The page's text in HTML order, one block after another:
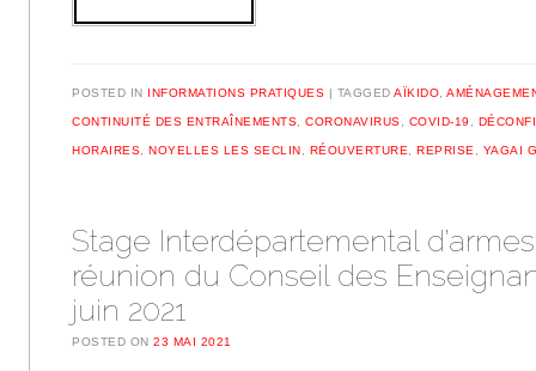
POSTED IN INFORMATIONS PRATIQUES TAGGEDAÏKIDO,
CONTINUITÉ DES ENTRAÎNEMENTS,CORONAVIRUS, COVID-19 ,
HORAIRES, NOYELLES LES SECLIN , RÉOUVERTURE, REPRISE, YAGAI
Stage Interdépartemental
réunion du Conseil des
juin 2021
POSTED ON23 MAI 2021